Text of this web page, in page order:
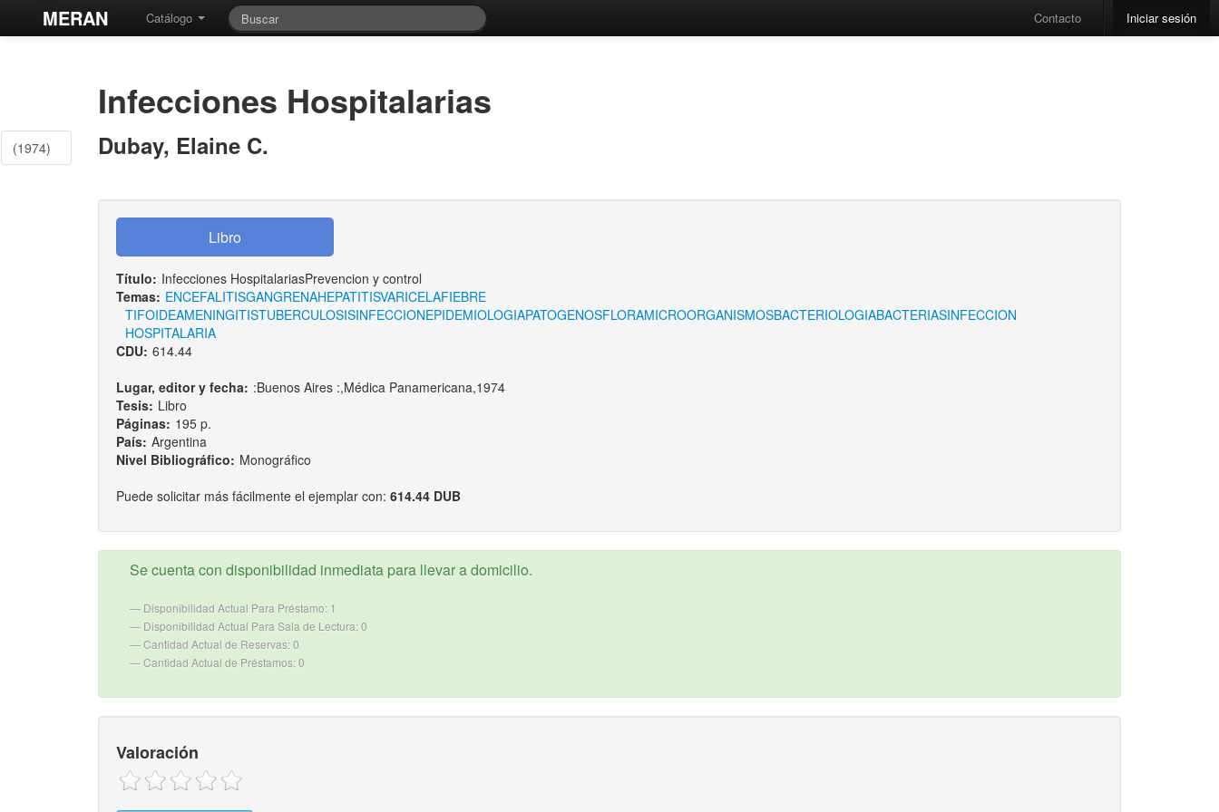
MERAN Catálogo Contacto Iniciar sesión
(1974)
Infecciones Hospitalarias
Dubay, Elaine C.
Título: Infecciones HospitalariasPrevencion y control
Temas: ENCEFALITISGANGRENAHEPATITISVARICELAFIEBRE
TIFOIDEAMENINGITISTUBERCULOSISINFECCIONEPIDEMIOLOGIAPATOGENOSFLORAMICROORGANISMOSBACTERIOLOGIABACTERIASINFECCION
HOSPITALARIA
CDU: 614.44
Lugar, editor y fecha: :Buenos Aires :,Médica Panamericana,1974
Tesis: Libro
Páginas: 195 p.
País: Argentina
Nivel Bibliográfico: Monográfico
Puede solicitar más fácilmente el ejemplar con: 614.44 DUB
Se cuenta con disponibilidad inmediata para llevar a domicilio.
Disponibilidad Actual Para Préstamo: 1
Disponibilidad Actual Para Sala de Lectura: 0
Cantidad Actual de Reservas: 0
Cantidad Actual de Préstamos: 0
Valoración